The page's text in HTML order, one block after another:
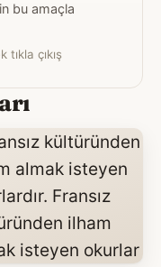
bu amaçla
tıkla çıkış